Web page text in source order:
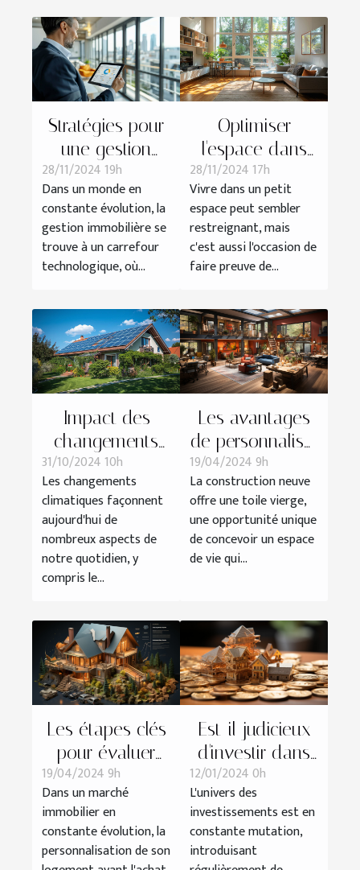
Stratégies pour
une gestion
immobilière
efficace à l'ère
numérique
28/11/2024 19h
Dans un monde en
constante évolution, la
gestion immobilière se
trouve à un carrefour
technologique, où...
Optimiser
l'espace dans
les petits
logements :
astuces et
stratégies
28/11/2024 17h
Vivre dans un petit
espace peut sembler
restreignant, mais
c'est aussi l'occasion de
faire preuve de...
Impact des
changements
climatiques sur
le marché
immobilier
31/10/2024 10h
Les changements
climatiques façonnent
aujourd'hui de
nombreux aspects de
notre quotidien, y
compris le...
Les avantages
de personnaliser
son logement
dans un projet
de construction
neuve
19/04/2024 9h
La construction neuve
offre une toile vierge,
une opportunité unique
de concevoir un espace
de vie qui...
Les étapes clés
pour évaluer
l'impact financier
de la
personnalisation
de son
19/04/2024 9h
Dans un marché
immobilier en
constante évolution, la
personnalisation de son
Est-il judicieux
d'investir dans
l'immobilier avec
des
cryptomonnaies
?
12/01/2024 0h
L'univers des
investissements est en
constante mutation,
introduisant